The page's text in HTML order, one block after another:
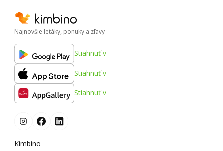
Najnovšie letáky, ponuky a zľavy
Stiahnuť v
Stiahnuť v
Stiahnuť v
Kimbino